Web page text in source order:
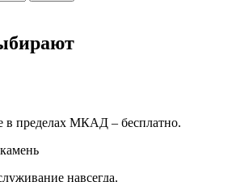
в пределах МКАД – бесплатно.
навсегда.